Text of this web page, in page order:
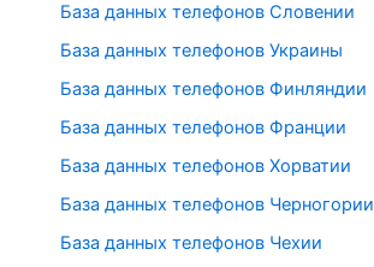
База данных телефонов Словении
База данных телефонов Украины
База данных телефонов Финляндии
База данных телефонов Франции
База данных телефонов Хорватии
База данных телефонов Черногории
База данных телефонов Чехии